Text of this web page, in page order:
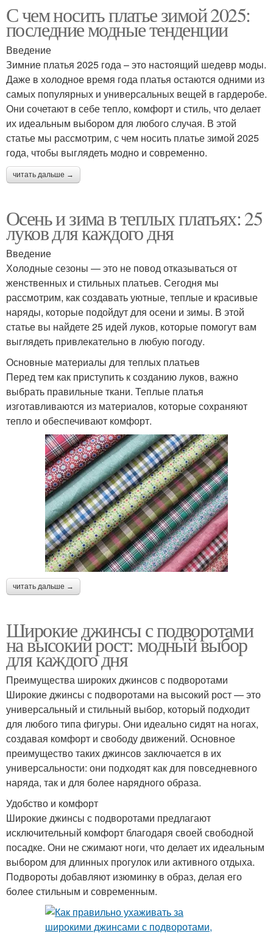
С чем носить платье зимой 2025:
последние модные тенденции
Введение
Зимние платья 2025 года – это настоящий шедевр моды.
Даже в холодное время года платья остаются одними из
самых популярных и универсальных вещей в гардеробе.
Они сочетают в себе тепло, комфорт и стиль, что делает
их идеальным выбором для любого случая. В этой
статье мы рассмотрим, с чем носить платье зимой 2025
года, чтобы выглядеть модно и современно.
читать дальше →
Осень и зима в теплых платьях: 25
луков для каждого дня
Введение
Холодные сезоны — это не повод отказываться от
женственных и стильных платьев. Сегодня мы
рассмотрим, как создавать уютные, теплые и красивые
наряды, которые подойдут для осени и зимы. В этой
статье вы найдете 25 идей луков, которые помогут вам
выглядеть привлекательно в любую погоду.
Основные материалы для теплых платьев
Перед тем как приступить к созданию луков, важно
выбрать правильные ткани. Теплые платья
изготавливаются из материалов, которые сохраняют
тепло и обеспечивают комфорт.
читать дальше →
Широкие джинсы с подворотами
на высокий рост: модный выбор
для каждого дня
Преимущества широких джинсов с подворотами
Широкие джинсы с подворотами на высокий рост — это
универсальный и стильный выбор, который подходит
для любого типа фигуры. Они идеально сидят на ногах,
создавая комфорт и свободу движений. Основное
преимущество таких джинсов заключается в их
универсальности: они подходят как для повседневного
наряда, так и для более нарядного образа.
Удобство и комфорт
Широкие джинсы с подворотами предлагают
исключительный комфорт благодаря своей свободной
посадке. Они не сжимают ноги, что делает их идеальным
выбором для длинных прогулок или активного отдыха.
Подвороты добавляют изюминку в образ, делая его
более стильным и современным.